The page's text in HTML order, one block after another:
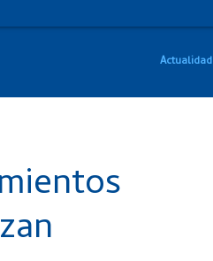
Actualidad